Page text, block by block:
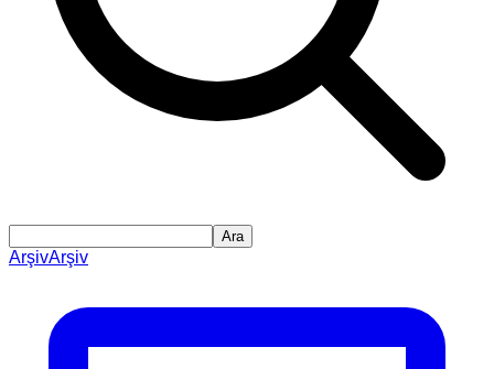
Ara
ArşivArşiv